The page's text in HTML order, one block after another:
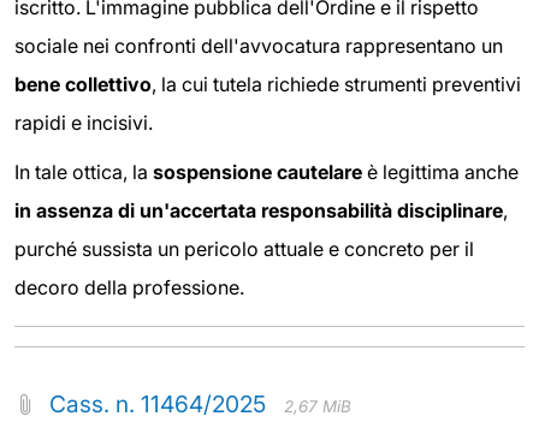
iscritto. L'immagine pubblica dell'Ordine e il rispetto
sociale nei confronti dell'avvocatura rappresentano un
bene collettivo, la cui tutela richiede strumenti preventivi
rapidi e incisivi.
In tale ottica, la sospensione cautelare è legittima anche
in assenza di un'accertata responsabilità disciplinare,
purché sussista un pericolo attuale e concreto per il
decoro della professione.
Cass. n. 11464/2025 2,67 MiB